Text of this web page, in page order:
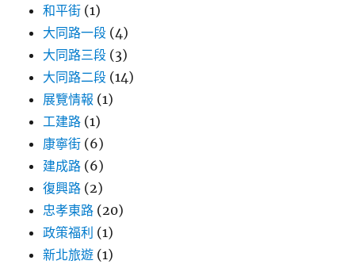
和平街 (1)
大同路一段 (4)
大同路三段 (3)
大同路二段 (14)
展覽情報 (1)
工建路 (1)
康寧街 (6)
建成路 (6)
復興路 (2)
忠孝東路 (20)
政策福利 (1)
新北旅遊 (1)